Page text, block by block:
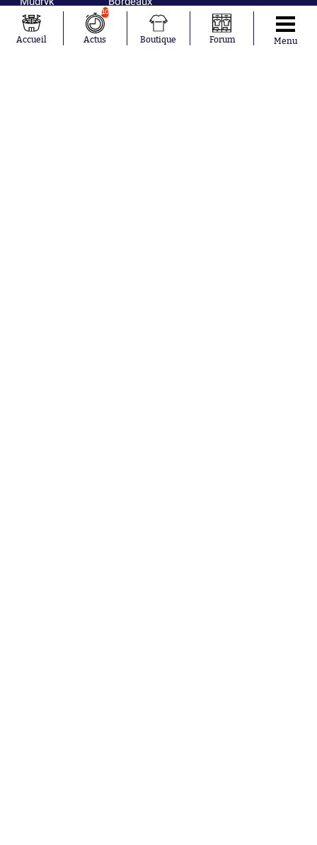
Neymar
Khalis Merah
Loïs Openda
Olympique
Accueil
10
Actus Boutique Forum Menu